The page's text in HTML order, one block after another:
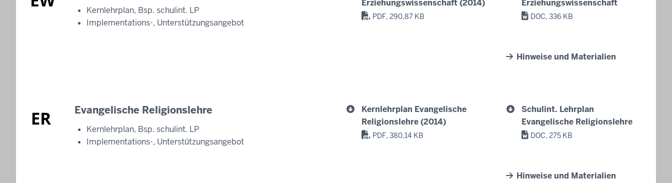
Kernlehrplan, Bsp. schulint. LP
Implementations-, Unterstützungsangebot
Erziehungswissenschaft (2014)
PDF, 290,87 KB
Erziehungswissenschaft
DOC, 336 KB
Hinweise und Materialien
Evangelische Religionslehre
Kernlehrplan, Bsp. schulint. LP
Implementations-, Unterstützungsangebot
Kernlehrplan Evangelische
Religionslehre (2014)
PDF, 380,14 KB
Schulint. Lehrplan
Evangelische Religionslehre
DOC, 275 KB
Hinweise und Materialien